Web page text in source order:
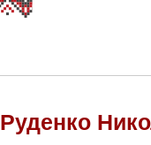
Руденко